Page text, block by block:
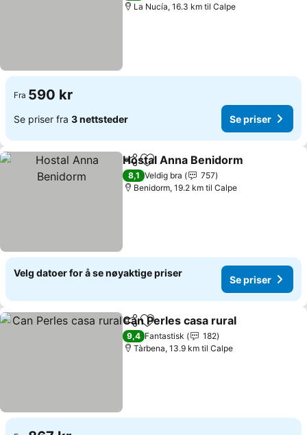
La Nucía, 16.3 km til Calpe
Fra 590 kr
Se priser fra 3 nettsteder Se priser
Del Legg til i favoritter
Hostal Anna Benidorm
8,1 Veldig bra
757
Benidorm, 19.2 km til Calpe
Velg datoer for å se nøyaktige priser
Se priser
Del Legg til i favoritter
Can Perles casa rural
9,4 Fantastisk
182
Tàrbena, 13.9 km til Calpe